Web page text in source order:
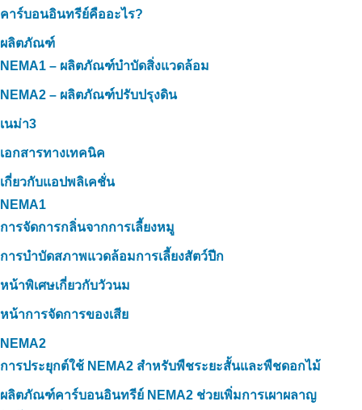
คาร์บอนอินทรีย์คืออะไร?
ผลิตภัณฑ์
NEMA1 – ผลิตภัณฑ์บำบัดสิ่งแวดล้อม
NEMA2 – ผลิตภัณฑ์ปรับปรุงดิน
เนม่า3
เอกสารทางเทคนิค
เกี่ยวกับแอปพลิเคชั่น
NEMA1
การจัดการกลิ่นจากการเลี้ยงหมู
การบำบัดสภาพแวดล้อมการเลี้ยงสัตว์ปีก
หน้าพิเศษเกี่ยวกับวัวนม
หน้าการจัดการของเสีย
NEMA2
การประยุกต์ใช้ NEMA2 สำหรับพืชระยะสั้นและพืชดอกไม้
ผลิตภัณฑ์คาร์บอนอินทรีย์ NEMA2 ช่วยเพิ่มการเผาผลาญ